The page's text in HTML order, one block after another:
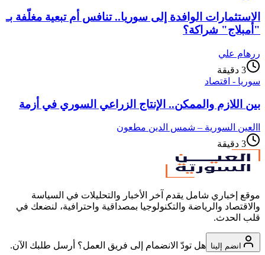
الاستثمارات الوافدة إلى سوريا.. تنافس أم تبعية مغلّفة بـ
"أمبلاج" شراكة؟
ر رهام علي
3 دقيقة
سوريا - اقتصاد
بين اللازم والممكن.. الإنتاج الزراعي السوري في أزمة
العين السورية – شمس الدين مطعون
3 دقيقة
موقع إخباري شامل يقدم آخر الأخبار والتحليلات في السياسة
والاقتصاد والرياضة والتكنولوجيا بمصداقية واحترافية، لنضعك في
قلب الحدث.
انضم إلينا هل تودّ الانضمام إلى فريق العمل؟ أرسل طلبك الآن.